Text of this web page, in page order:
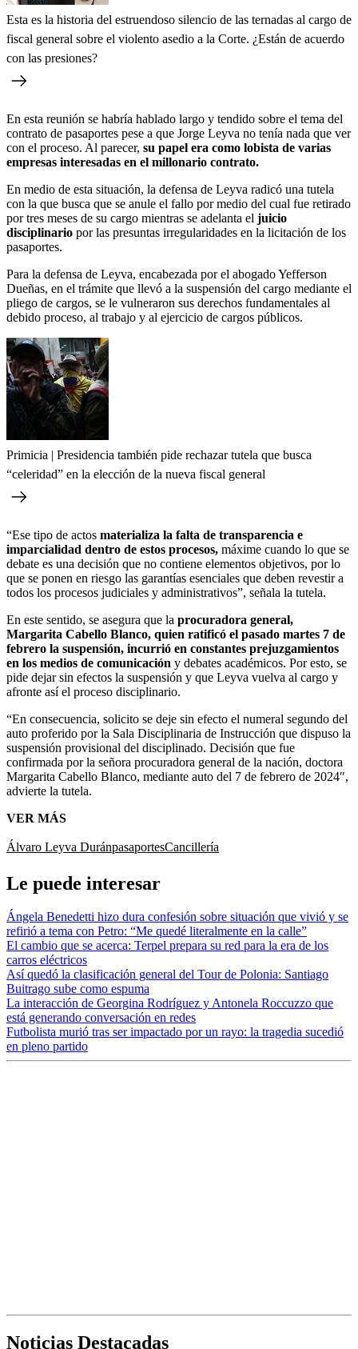
Esta es la historia del estruendoso silencio de las ternadas al cargo de
fiscal general sobre el violento asedio a la Corte. ¿Están de acuerdo
con las presiones?
En esta reunión se habría hablado largo y tendido sobre el tema del
contrato de pasaportes pese a que Jorge Leyva no tenía nada que ver
con el proceso. Al parecer, su papel era como lobista de varias
empresas interesadas en el millonario contrato.
En medio de esta situación, la defensa de Leyva radicó una tutela
con la que busca que se anule el fallo por medio del cual fue retirado
por tres meses de su cargo mientras se adelanta el juicio
disciplinario por las presuntas irregularidades en la licitación de los
pasaportes.
Para la defensa de Leyva, encabezada por el abogado Yefferson
Dueñas, en el trámite que llevó a la suspensión del cargo mediante el
pliego de cargos, se le vulneraron sus derechos fundamentales al
debido proceso, al trabajo y al ejercicio de cargos públicos.
Primicia | Presidencia también pide rechazar tutela que busca
“celeridad” en la elección de la nueva fiscal general
“Ese tipo de actos materializa la falta de transparencia e
imparcialidad dentro de estos procesos, máxime cuando lo que se
debate es una decisión que no contiene elementos objetivos, por lo
que se ponen en riesgo las garantías esenciales que deben revestir a
todos los procesos judiciales y administrativos”, señala la tutela.
En este sentido, se asegura que la procuradora general,
Margarita Cabello Blanco, quien ratificó el pasado martes 7 de
febrero la suspensión, incurrió en constantes prejuzgamientos
en los medios de comunicación y debates académicos. Por esto, se
pide dejar sin efectos la suspensión y que Leyva vuelva al cargo y
afronte así el proceso disciplinario.
“En consecuencia, solicito se deje sin efecto el numeral segundo del
auto proferido por la Sala Disciplinaria de Instrucción que dispuso la
suspensión provisional del disciplinado. Decisión que fue
confirmada por la señora procuradora general de la nación, doctora
Margarita Cabello Blanco, mediante auto del 7 de febrero de 2024″,
advierte la tutela.
VER MÁS
Álvaro Leyva DuránpasaportesCancillería
Le puede interesar
Ángela Benedetti hizo dura confesión sobre situación que vivió y se
refirió a tema con Petro: “Me quedé literalmente en la calle”
El cambio que se acerca: Terpel prepara su red para la era de los
carros eléctricos
Así quedó la clasificación general del Tour de Polonia: Santiago
Buitrago sube como espuma
La interacción de Georgina Rodríguez y Antonela Roccuzzo que
está generando conversación en redes
Futbolista murió tras ser impactado por un rayo: la tragedia sucedió
en pleno partido
Noticias Destacadas